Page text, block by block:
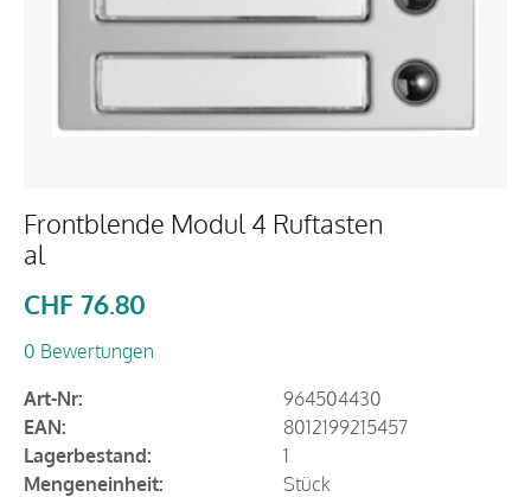
Frontblende Modul 4 Ruftasten
al
CHF 76.80
0 Bewertungen
Art-Nr:
964504430
EAN:
8012199215457
Lagerbestand:
1
Mengeneinheit:
Stück